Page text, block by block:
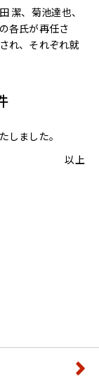
潔、菊池達也、
各氏が再任さ
れ、それぞれ就
しました。
以上